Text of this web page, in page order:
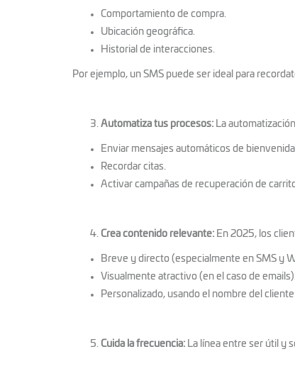
Comportamiento de compra.
Ubicación geográfica.
Historial de interacciones.
Por ejemplo, un SMS puede ser ideal para
Automatiza tus procesos: La
Enviar mensajes automáticos de
Recordar citas.
Activar campañas de recuperación de
Crea contenido relevante: En 2025, los
Breve y directo (especialmente en SMS y
Visualmente atractivo (en el caso de
Personalizado, usando el nombre del
Cuida la frecuencia: La línea entre ser útil y